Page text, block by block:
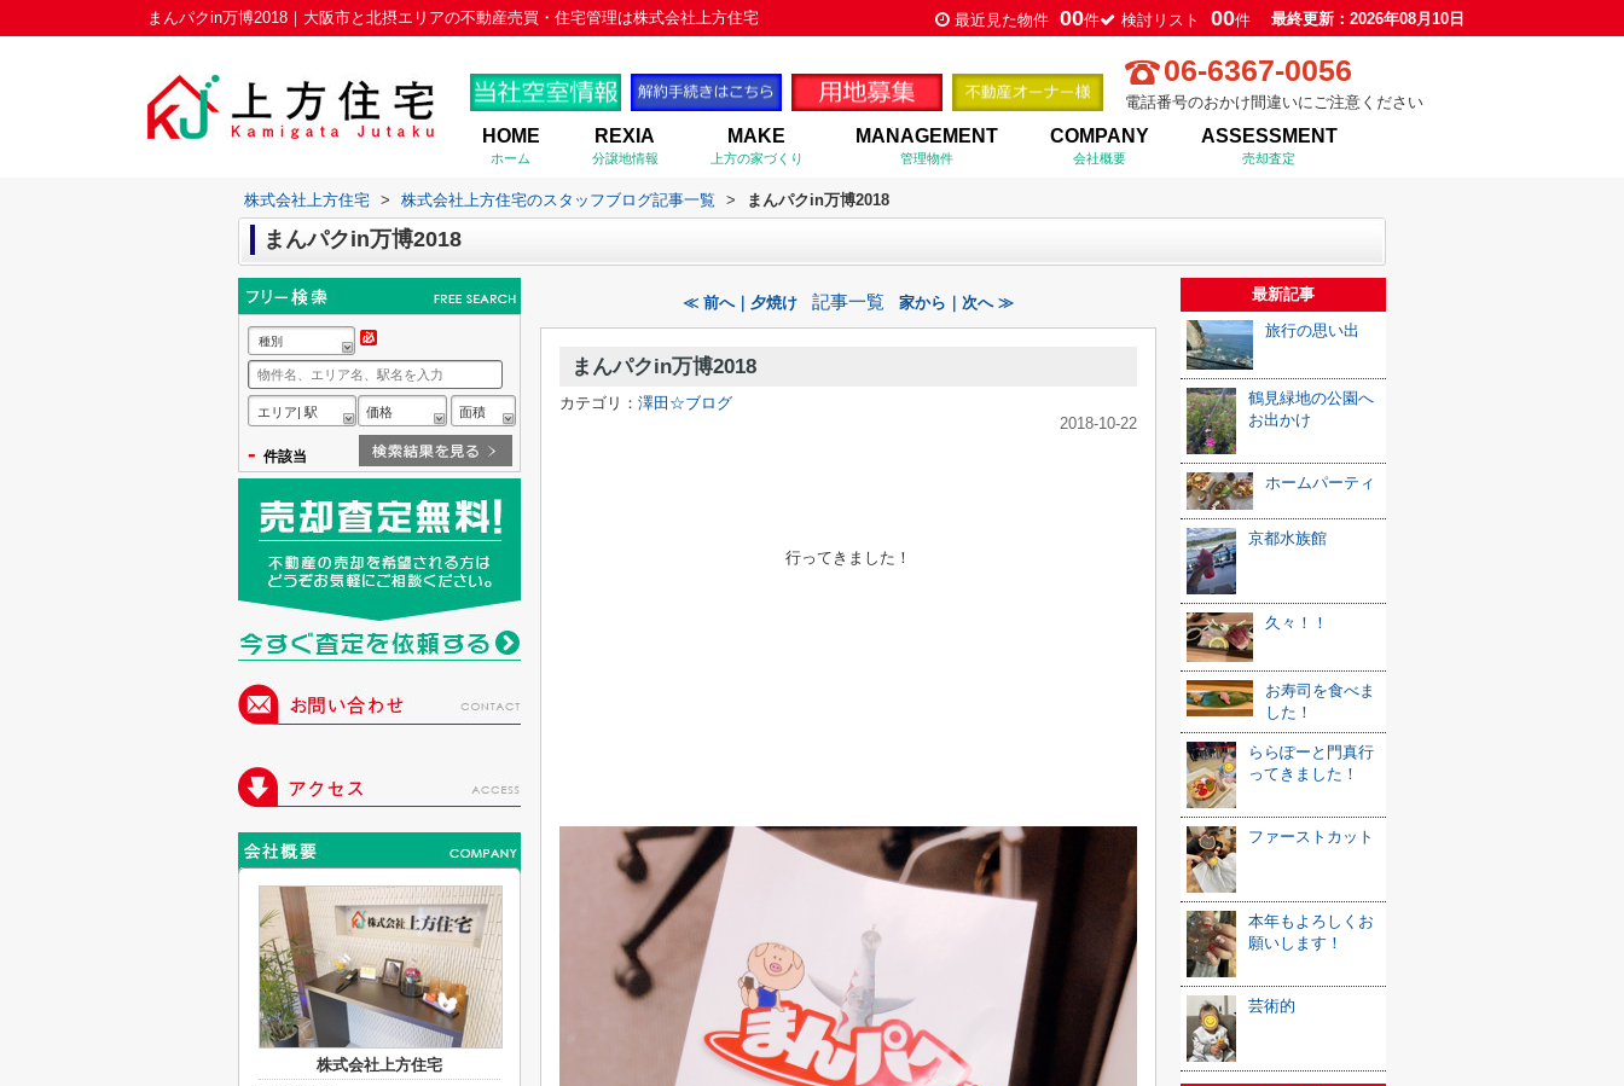
まんパクin万博2018｜大阪市と北摂エリアの不動産売買・住宅管理は株式会社上方住宅 最近見た物件 00件 検討リスト 00件 最終更新：2026年08月10日
06-6367-0056
電話番号のおかけ間違いにご注意ください
HOME
ホーム
REXIA
分譲地情報
MAKE
上方の家づくり
MANAGEMENT
管理物件
COMPANY
会社概要
ASSESSMENT
売却査定
株式会社上方住宅 > 株式会社上方住宅のスタッフブログ記事一覧 > まんパクin万博2018
まんパクin万博2018
≪ 前へ｜夕焼け 記事一覧 家から｜次へ ≫
まんパクin万博2018
カテゴリ： 澤田☆ブログ
2018-10-22
行ってきました！
最新記事
旅行の思い出
鶴見緑地の公園へ
お出かけ
ホームパーティ
京都水族館
久々！！
お寿司を食べま
した！
ららぽーと門真行
ってきました！
ファーストカット
本年もよろしくお
願いします！
芸術的
種別
エリア| 駅 価格 面積
- 件該当
株式会社上方住宅